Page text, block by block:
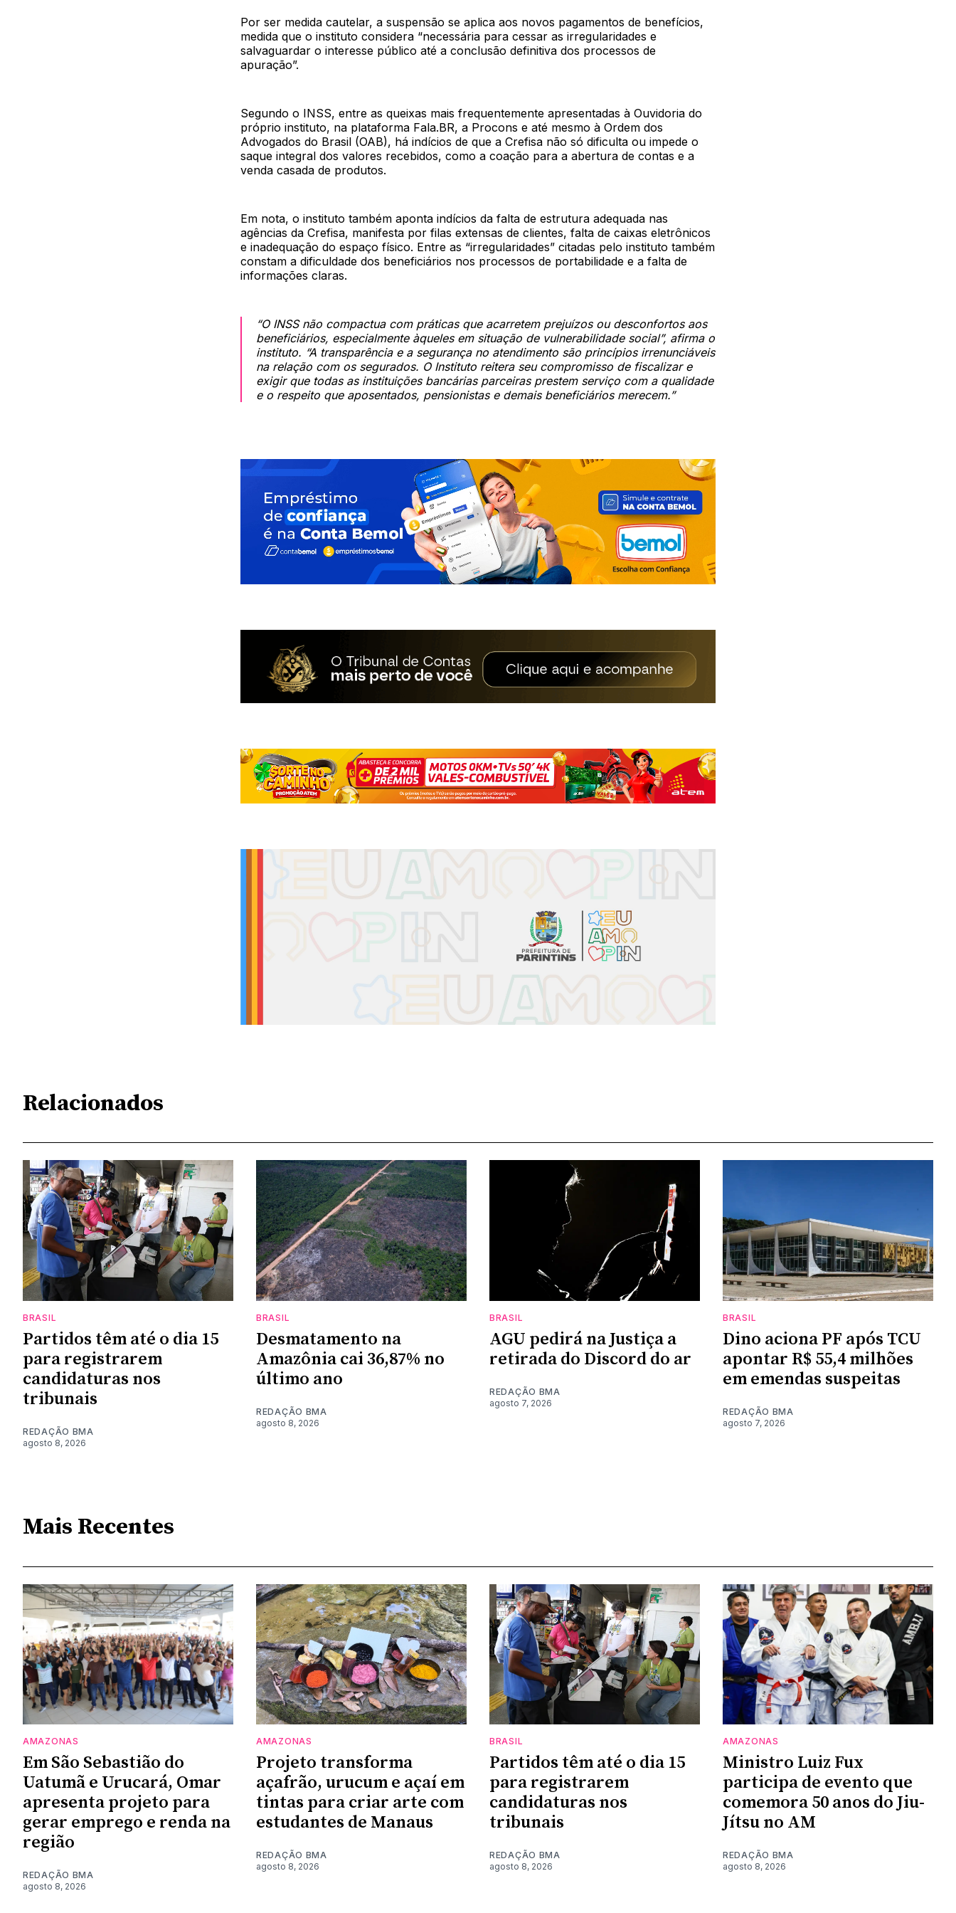
Por ser medida cautelar, a suspensão se aplica aos novos pagamentos de benefícios,
medida que o instituto considera “necessária para cessar as irregularidades e
salvaguardar o interesse público até a conclusão definitiva dos processos de
apuração”.
Segundo o INSS, entre as queixas mais frequentemente apresentadas à Ouvidoria do
próprio instituto, na plataforma Fala.BR, a Procons e até mesmo à Ordem dos
Advogados do Brasil (OAB), há indícios de que a Crefisa não só dificulta ou impede o
saque integral dos valores recebidos, como a coação para a abertura de contas e a
venda casada de produtos.
Em nota, o instituto também aponta indícios da falta de estrutura adequada nas
agências da Crefisa, manifesta por filas extensas de clientes, falta de caixas eletrônicos
e inadequação do espaço físico. Entre as “irregularidades” citadas pelo instituto também
constam a dificuldade dos beneficiários nos processos de portabilidade e a falta de
informações claras.
“O INSS não compactua com práticas que acarretem prejuízos ou desconfortos aos
beneficiários, especialmente àqueles em situação de vulnerabilidade social”, afirma o
instituto. “A transparência e a segurança no atendimento são princípios irrenunciáveis
na relação com os segurados. O Instituto reitera seu compromisso de fiscalizar e
exigir que todas as instituições bancárias parceiras prestem serviço com a qualidade
e o respeito que aposentados, pensionistas e demais beneficiários merecem.”
Relacionados
BRASIL
Partidos têm até o dia 15
para registrarem
candidaturas nos
tribunais
REDAÇÃO BMA
agosto 8, 2026
BRASIL
Desmatamento na
Amazônia cai 36,87% no
último ano
REDAÇÃO BMA
agosto 8, 2026
BRASIL
AGU pedirá na Justiça a
retirada do Discord do ar
REDAÇÃO BMA
agosto 7, 2026
BRASIL
Dino aciona PF após TCU
apontar R$ 55,4 milhões
em emendas suspeitas
REDAÇÃO BMA
agosto 7, 2026
Mais Recentes
AMAZONAS
Em São Sebastião do
Uatumã e Urucará, Omar
apresenta projeto para
gerar emprego e renda na
região
REDAÇÃO BMA
agosto 8, 2026
AMAZONAS
Projeto transforma
açafrão, urucum e açaí em
tintas para criar arte com
estudantes de Manaus
REDAÇÃO BMA
agosto 8, 2026
BRASIL
Partidos têm até o dia 15
para registrarem
candidaturas nos
tribunais
REDAÇÃO BMA
agosto 8, 2026
AMAZONAS
Ministro Luiz Fux
participa de evento que
comemora 50 anos do Jiu-
Jítsu no AM
REDAÇÃO BMA
agosto 8, 2026